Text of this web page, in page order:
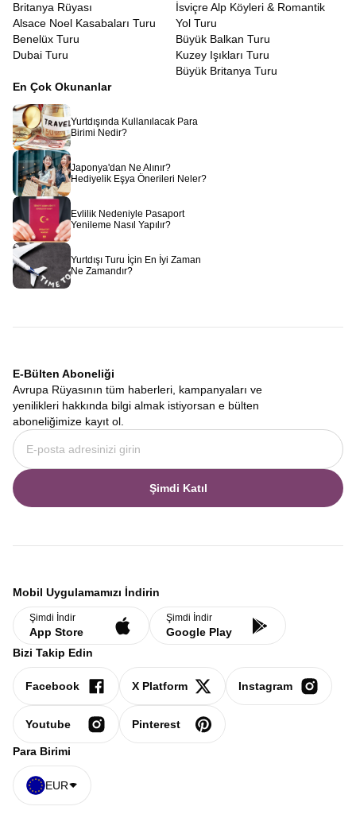
Britanya Rüyası
Alsace Noel Kasabaları Turu
Benelüx Turu
Dubai Turu
İsviçre Alp Köyleri & Romantik
Yol Turu
Büyük Balkan Turu
Kuzey Işıkları Turu
Büyük Britanya Turu
En Çok Okunanlar
Yurtdışında Kullanılacak Para
Birimi Nedir?
Japonya'dan Ne Alınır?
Hediyelik Eşya Önerileri Neler?
Evlilik Nedeniyle Pasaport
Yenileme Nasıl Yapılır?
Yurtdışı Turu İçin En İyi Zaman
Ne Zamandır?
E-Bülten Aboneliği
Avrupa Rüyasının tüm haberleri, kampanyaları ve
yenilikleri hakkında bilgi almak istiyorsan e bülten
aboneliğimize kayıt ol.
Şimdi Katıl
Mobil Uygulamamızı İndirin
Şimdi İndir
App Store
Şimdi İndir
Google Play
Bizi Takip Edin
Facebook X Platform Instagram
Youtube Pinterest
Para Birimi
EUR